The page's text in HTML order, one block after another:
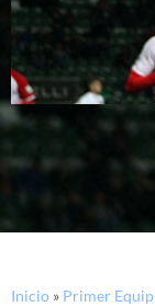
Inicio » Primer Equip